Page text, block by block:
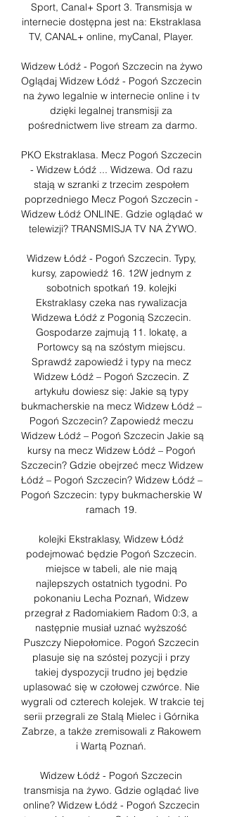
Sport, Canal+ Sport 3. Transmisja w
internecie dostępna jest na: Ekstraklasa
TV, CANAL+ online, myCanal, Player.
Widzew Łódź - Pogoń Szczecin na żywo
Oglądaj Widzew Łódź - Pogoń Szczecin
na żywo legalnie w internecie online i tv
dzięki legalnej transmisji za
pośrednictwem live stream za darmo.
PKO Ekstraklasa. Mecz Pogoń Szczecin
- Widzew Łódź ... Widzewa. Od razu
stają w szranki z trzecim zespołem
poprzedniego Mecz Pogoń Szczecin -
Widzew Łódź ONLINE. Gdzie oglądać w
telewizji? TRANSMISJA TV NA ŻYWO.
Widzew Łódź - Pogoń Szczecin. Typy,
kursy, zapowiedź 16. 12W jednym z
sobotnich spotkań 19. kolejki
Ekstraklasy czeka nas rywalizacja
Widzewa Łódź z Pogonią Szczecin.
Gospodarze zajmują 11. lokatę, a
Portowcy są na szóstym miejscu.
Sprawdź zapowiedź i typy na mecz
Widzew Łódź – Pogoń Szczecin. Z
artykułu dowiesz się: Jakie są typy
bukmacherskie na mecz Widzew Łódź –
Pogoń Szczecin? Zapowiedź meczu
Widzew Łódź – Pogoń Szczecin Jakie są
kursy na mecz Widzew Łódź – Pogoń
Szczecin? Gdzie obejrzeć mecz Widzew
Łódź – Pogoń Szczecin? Widzew Łódź –
Pogoń Szczecin: typy bukmacherskie W
ramach 19.
kolejki Ekstraklasy, Widzew Łódź
podejmować będzie Pogoń Szczecin.
miejsce w tabeli, ale nie mają
najlepszych ostatnich tygodni. Po
pokonaniu Lecha Poznań, Widzew
przegrał z Radomiakiem Radom 0:3, a
następnie musiał uznać wyższość
Puszczy Niepołomice. Pogoń Szczecin
plasuje się na szóstej pozycji i przy
takiej dyspozycji trudno jej będzie
uplasować się w czołowej czwórce. Nie
wygrali od czterech kolejek. W trakcie tej
serii przegrali ze Stalą Mielec i Górnika
Zabrze, a także zremisowali z Rakowem
i Wartą Poznań.
Widzew Łódź - Pogoń Szczecin
transmisja na żywo. Gdzie oglądać live
online? ﻿Widzew Łódź - Pogoń Szczecin